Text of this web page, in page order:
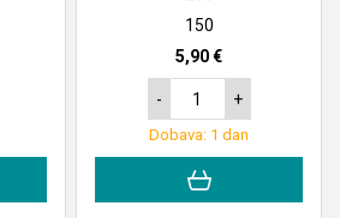
150
5,90 €
- +
Dobava: 1 dan